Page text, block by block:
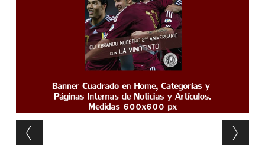
Post navigation